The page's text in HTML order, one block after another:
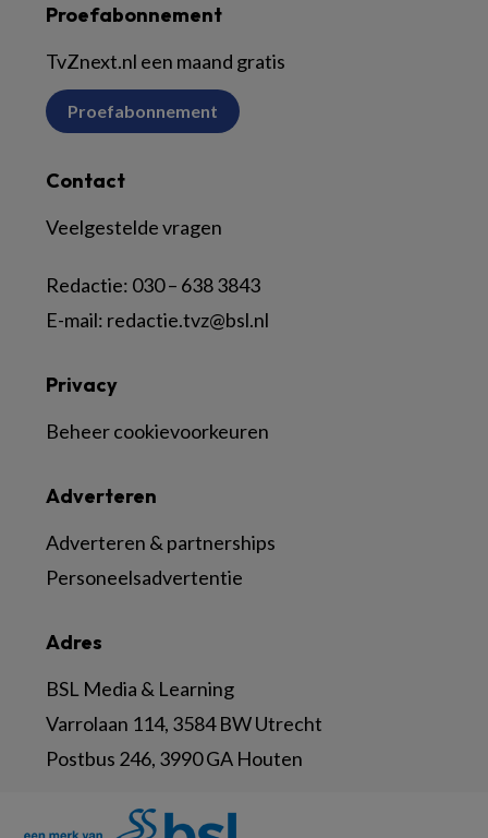
Proefabonnement
TvZnext.nl een maand gratis
Proefabonnement
Contact
Veelgestelde vragen
Redactie: 030 – 638 3843
E-mail: redactie.tvz@bsl.nl
Adres
BSL Media & Learning
Varrolaan 114, 3584 BW Utrecht
Postbus 246, 3990 GA Houten
Adverteren
Adverteren & partnerships
Personeelsadvertentie
Privacy
Beheer cookievoorkeuren